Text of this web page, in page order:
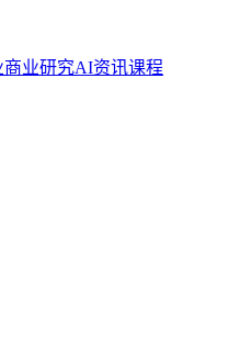
商业研究AI资讯课程